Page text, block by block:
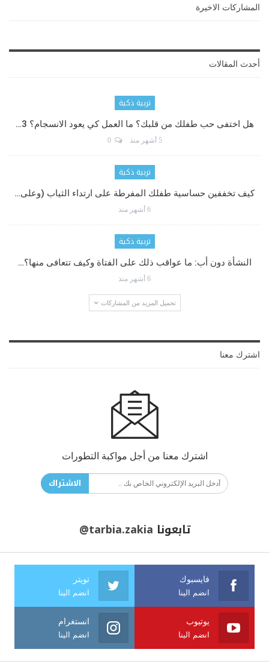
المشاركات الاخيرة
أحدث المقالات
تربية ذكية
هل اختفى حب طفلك من قلبك؟ ما العمل كي يعود الانسجام؟ 3…
5 أشهر منذ 0
تربية ذكية
كيف تخففين حساسية طفلك المفرطة على ارتداء الثياب (وعلى…
6 أشهر منذ
تربية ذكية
النشأة دون أب: ما عواقب ذلك على الفتاة وكيف تتعافى منها؟…
6 أشهر منذ
تحميل المزيد من المشاركات
اشترك معنا
اشترك معنا من أجل مواكبة التطورات
الاشتراك
تابعونا @tarbia.zakia
فايسبوك
انضم الينا
تويتر
انضم الينا
يوتيوب
انضم الينا
انستغرام
انضم الينا